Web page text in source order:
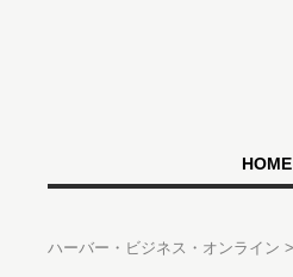
HOME
ハーバー・ビジネス・オンライン